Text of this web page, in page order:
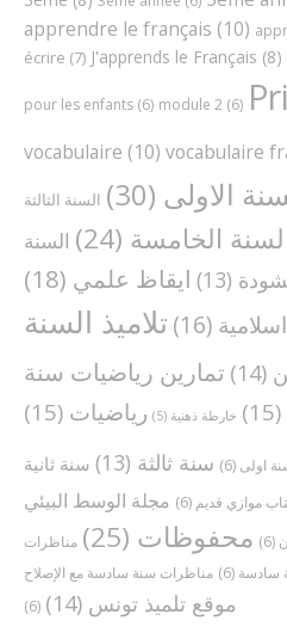
apprendre le français (10)
écrire (7) J'apprends le Français (8)
pour les enfants (6) module 2 (6)
vocabulaire (10) vocabulaire
الاولى (30)
السنة الثالثة
الخامسة (24)
السنة
(13) ايقاظ علمي (18)
(16)
تلاميذ السنة
(14)
تمارين رياضيات سنة
(15) خارطة ذهنية (5) رياضيات (15)
اولى (6) سنة ثالثة (13)
سنة ثانية
موازي قديم (6)
مجلة الوسط البيئي
(6) محفوظات (25)
مناظرات
سادسة (6)
(6)
موقع تلميذ تونس (14)